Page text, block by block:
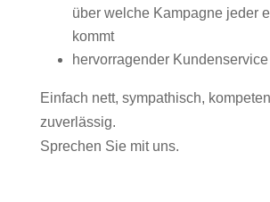
über welche Kampagne jeder
kommt
hervorragender Kundenservice
Einfach nett, sympathisch,
zuverlässig.
Sprechen Sie mit uns.